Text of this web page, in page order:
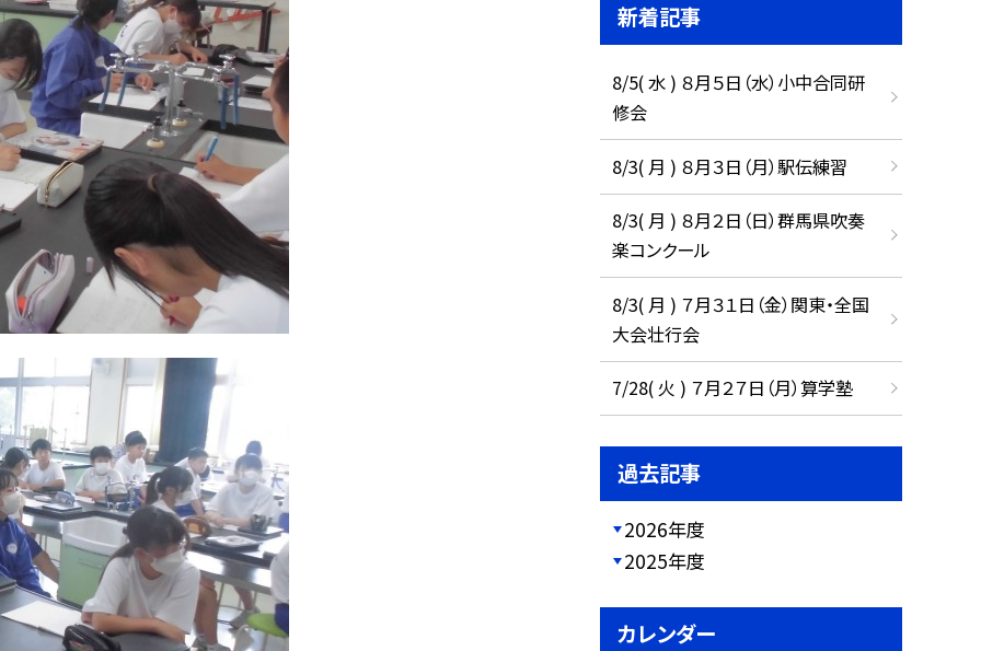
新着記事
8/5( 水 ) ８月５日（水）小中合同研
修会
8/3( 月 ) ８月３日（月）駅伝練習
8/3( 月 ) ８月２日（日）群馬県吹奏
楽コンクール
8/3( 月 ) ７月３１日（金）関東・全国
大会壮行会
7/28( 火 ) ７月２７日（月）算学塾
過去記事
2026年度
2025年度
カレンダー